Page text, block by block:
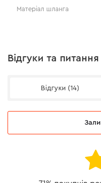
Матеріал шланга
Відгуки та питання
Відгуки (14)